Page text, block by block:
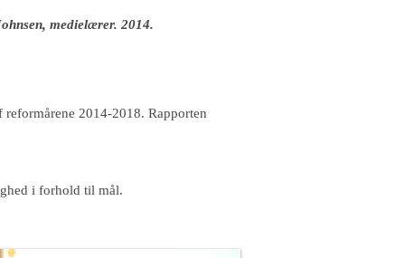
medielærer. 2014.
2014-2018. Rapporten
i forhold til mål.